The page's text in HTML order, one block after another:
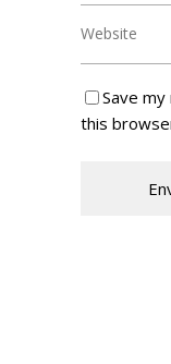
Save
this